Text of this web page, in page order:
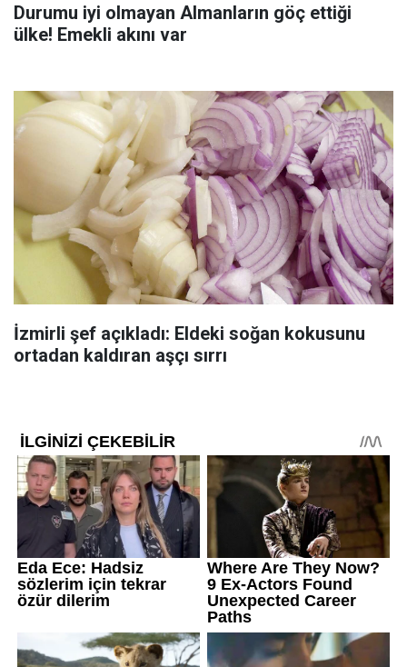
Durumu iyi olmayan Almanların göç ettiği
ülke! Emekli akını var
İzmirli şef açıkladı: Eldeki soğan kokusunu
ortadan kaldıran aşçı sırrı